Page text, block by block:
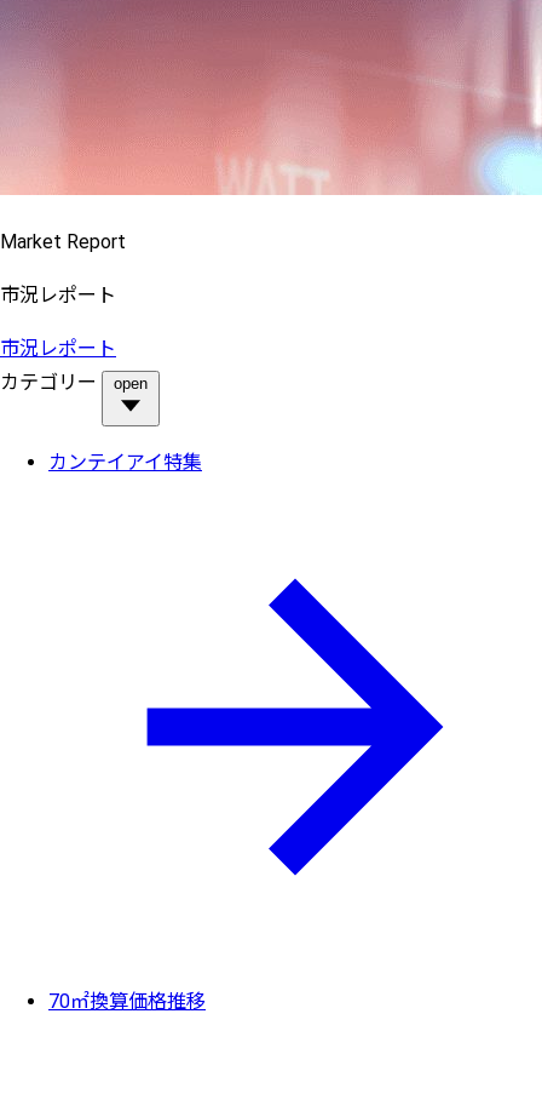
Market Report
市況レポート
市況レポート
カテゴリー
open
カンテイアイ特集
70㎡換算価格推移